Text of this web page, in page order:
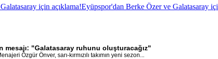
için açıklama!Eyüpspor'dan Berke Özer ve Galatasaray
mesajı: "Galatasaray ruhunu oluşturacağız"
Özgür Önver, sarı-kırmızılı takımın yeni sezon...